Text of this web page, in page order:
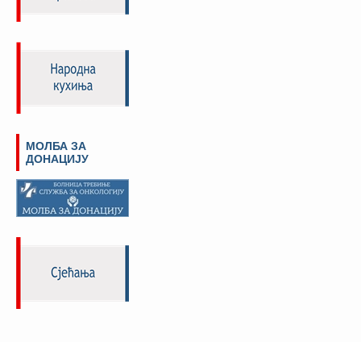
МОЛБА ЗА
ДОНАЦИЈУ